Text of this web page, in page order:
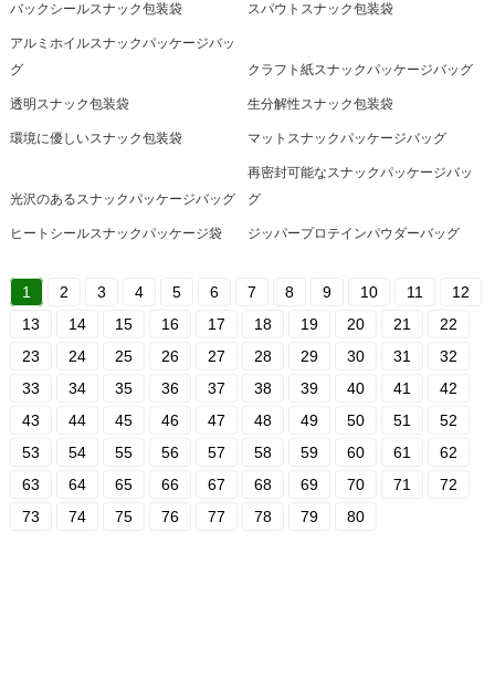
バックシールスナック包装袋 スパウトスナック包装袋
アルミホイルスナックパッケージバッ
グ
クラフト紙スナックパッケージバッグ
透明スナック包装袋 生分解性スナック包装袋
環境に優しいスナック包装袋 マットスナックパッケージバッグ
光沢のあるスナックパッケージバッグ
再密封可能なスナックパッケージバッ
グ
ヒートシールスナックパッケージ袋 ジッパープロテインパウダーバッグ
1 2 3 4 5 6 7 8 9 10 11
12
13
14 15 16 17 18 19 20 21
22
23
24 25 26 27 28 29 30 31
32
33
34 35 36 37 38 39 40 41
42
43
44 45 46 47 48 49 50 51
52
53
54 55 56 57 58 59 60 61
62
63
64 65 66 67 68 69 70 71
72
73
74 75 76 77 78 79 80